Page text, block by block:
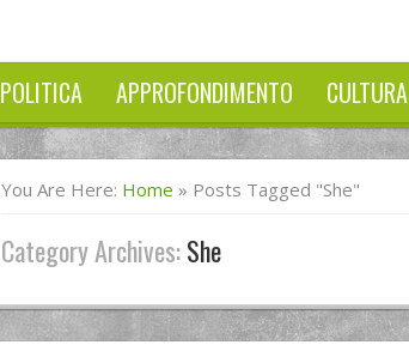
POLITICA APPROFONDIMENTO CULTURA
You Are Here: Home » Posts Tagged "she"
Category Archives:She